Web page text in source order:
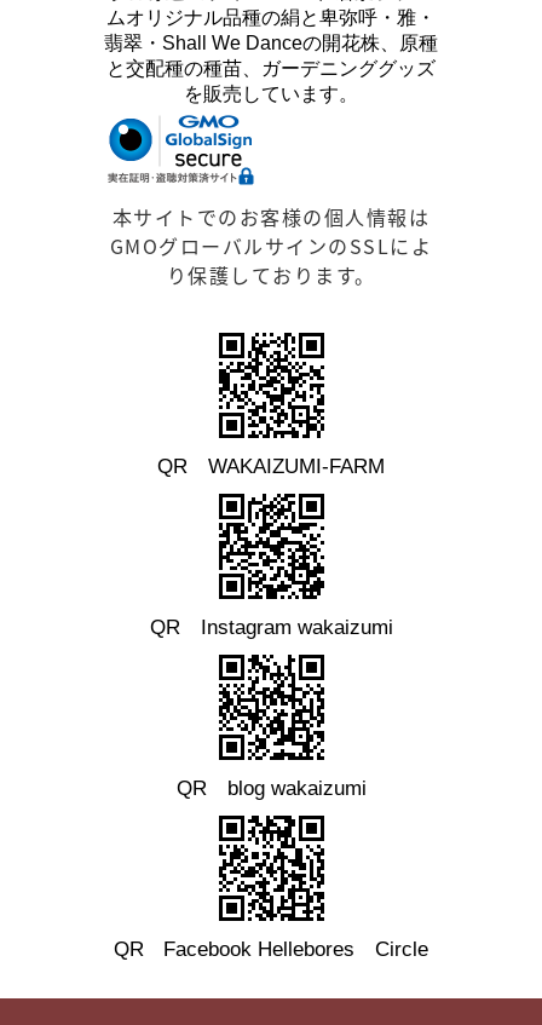
ムオリジナル品種の絹と卑弥呼・雅・
翡翠・Shall We Danceの開花株、原種
と交配種の種苗、ガーデニンググッズ
を販売しています。
本サイトでのお客様の個人情報は
GMOグローバルサインのSSLによ
り保護しております。
QR WAKAIZUMI-FARM
QR Instagram wakaizumi
QR blog wakaizumi
QR Facebook Hellebores Circle